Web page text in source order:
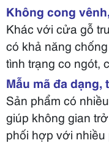
Không cong
Khác với cửa gỗ
có khả năng
tình trạng co ngót,
Mẫu mã đa dạng,
Sản phẩm có
giúp không gian
phối hợp với